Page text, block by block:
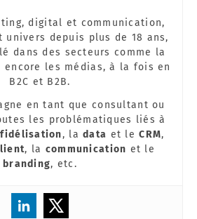
digital et communication,
univers depuis plus de 18 ans,
dans des secteurs comme la
encore les médias, à la fois en
B2C et B2B.
en tant que consultant ou
les problématiques liés à
fidélisation, ladata et leCRM,
, la communication et le
branding, etc.